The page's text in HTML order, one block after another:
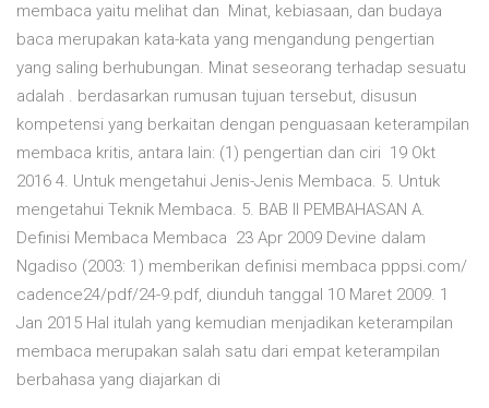
membaca yaitu melihat dan Minat, kebiasaan, dan budaya
baca merupakan kata-kata yang mengandung pengertian
yang saling berhubungan. Minat seseorang terhadap sesuatu
adalah . berdasarkan rumusan tujuan tersebut, disusun
kompetensi yang berkaitan dengan penguasaan keterampilan
membaca kritis, antara lain: (1) pengertian dan ciri 19 Okt
2016 4. Untuk mengetahui Jenis-Jenis Membaca. 5. Untuk
mengetahui Teknik Membaca. 5. BAB II PEMBAHASAN A.
Definisi Membaca Membaca 23 Apr 2009 Devine dalam
Ngadiso (2003: 1) memberikan definisi membaca pppsi.com/
cadence24/pdf/24-9.pdf, diunduh tanggal 10 Maret 2009. 1
Jan 2015 Hal itulah yang kemudian menjadikan keterampilan
membaca merupakan salah satu dari empat keterampilan
berbahasa yang diajarkan di